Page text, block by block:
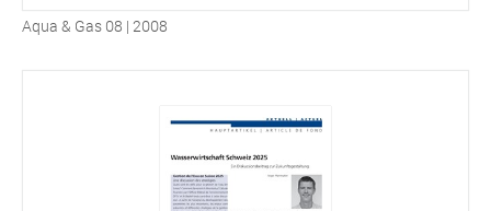
Aqua & Gas 08 | 2008